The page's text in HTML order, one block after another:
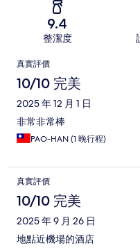
9.4
整潔度
評
價
真實評價
10/10 完美
2025 年 12 月 1 日
非常非常棒
PAO-HAN (1 晚行程)
真實評價
10/10 完美
2025 年 9 月 26 日
地點近機場的酒店